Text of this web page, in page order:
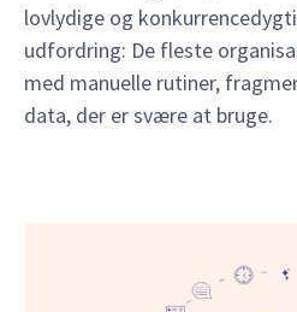
lovlydige og
udfordring: De fleste
med manuelle rutiner,
data, der er svære at bruge.